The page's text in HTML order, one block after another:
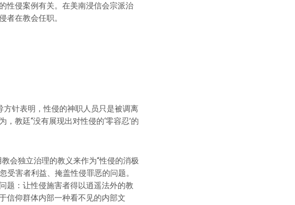
性侵案例有关。在美南浸信会宗派治
者在教会任职。
方针表明，性侵的神职人员只是被调离
教廷“没有展现出对性侵的‘零容忍’的
会独立治理的教义来作为“性侵的消极
受害者利益、掩盖性侵罪恶的问题。
题：让性侵施害者得以逍遥法外的教
信仰群体内部一种看不见的内部文